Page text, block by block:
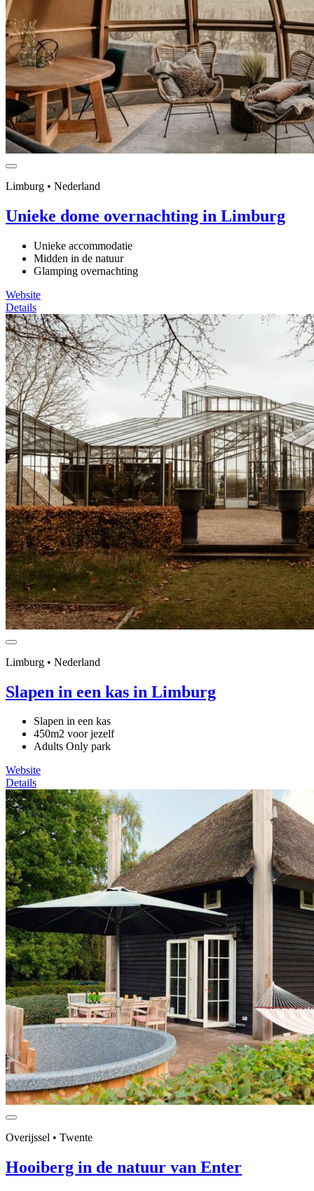
Limburg • Nederland
Unieke dome overnachting in Limburg
Unieke accommodatie
Midden in de natuur
Glamping overnachting
Website
Details
Limburg • Nederland
Slapen in een kas in Limburg
Slapen in een kas
450m2 voor jezelf
Adults Only park
Website
Details
Overijssel • Twente
Hooiberg in de natuur van Enter